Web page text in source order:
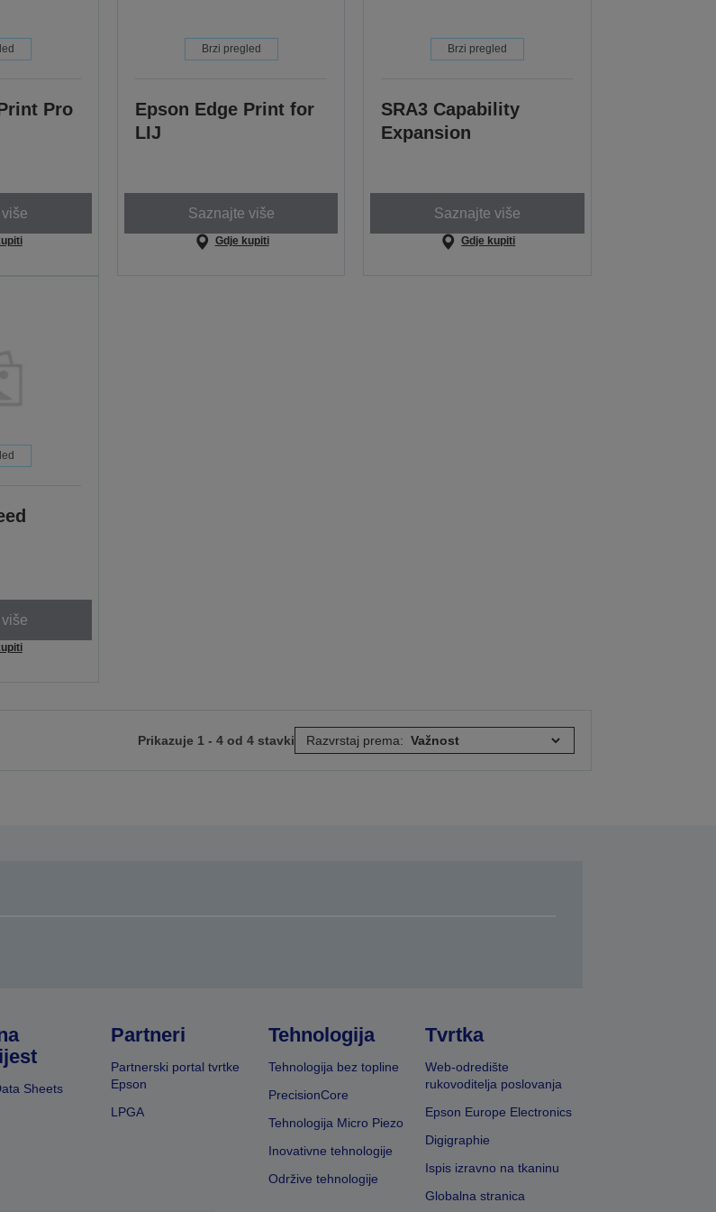
Pro
Brzi pregled
Epson Edge Print for
LIJ
Saznajte više
Gdje kupiti
Brzi pregled
SRA3 Capability
Expansion
Saznajte više
Gdje kupiti
Prikazuje 1 - 4 od 4 stavki Razvrstaj prema:
Sheets
Partneri
Partnerski portal tvrtke
Epson
LPGA
Tehnologija
Tehnologija bez topline
PrecisionCore
Tehnologija Micro Piezo
Inovativne tehnologije
Održive tehnologije
Tvrtka
Web-odredište
rukovoditelja poslovanja
Epson Europe Electronics
Digigraphie
Ispis izravno na tkaninu
Globalna stranica